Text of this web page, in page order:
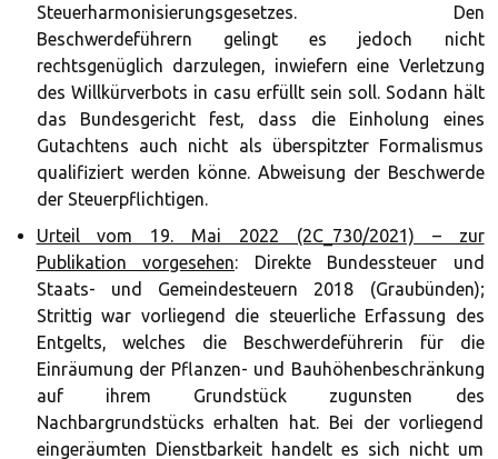
Steuerharmonisierungsgesetzes. Den
Beschwerdeführern gelingt es jedoch nicht
rechtsgenüglich darzulegen, inwiefern eine Verletzung
des Willkürverbots in casu erfüllt sein soll. Sodann hält
das Bundesgericht fest, dass die Einholung eines
Gutachtens auch nicht als überspitzter Formalismus
qualifiziert werden könne. Abweisung der Beschwerde
der Steuerpflichtigen.
Urteil vom 19. Mai 2022 (2C_730/2021) – zur
Publikation vorgesehen: Direkte Bundessteuer und
Staats- und Gemeindesteuern 2018 (Graubünden);
Strittig war vorliegend die steuerliche Erfassung des
Entgelts, welches die Beschwerdeführerin für die
Einräumung der Pflanzen- und Bauhöhenbeschränkung
auf ihrem Grundstück zugunsten des
Nachbargrundstücks erhalten hat. Bei der vorliegend
eingeräumten Dienstbarkeit handelt es sich nicht um